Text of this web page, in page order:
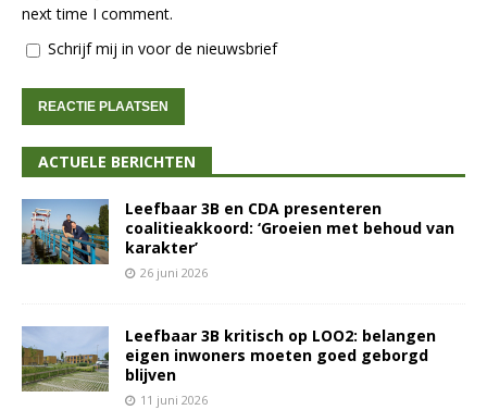
next time I comment.
Schrijf mij in voor de nieuwsbrief
ACTUELE BERICHTEN
Leefbaar 3B en CDA presenteren
coalitieakkoord: ‘Groeien met behoud van
karakter’
26 juni 2026
Leefbaar 3B kritisch op LOO2: belangen
eigen inwoners moeten goed geborgd
blijven
11 juni 2026